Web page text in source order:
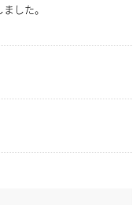
した。